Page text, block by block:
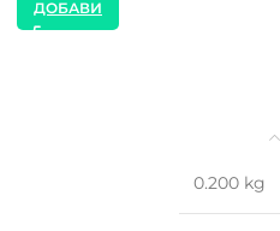
ДОБАВИ
0.200 kg